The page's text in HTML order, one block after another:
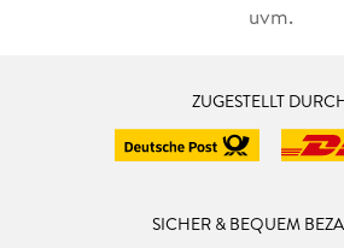
uvm.
ZUGESTELLT
SICHER & BEQUEM